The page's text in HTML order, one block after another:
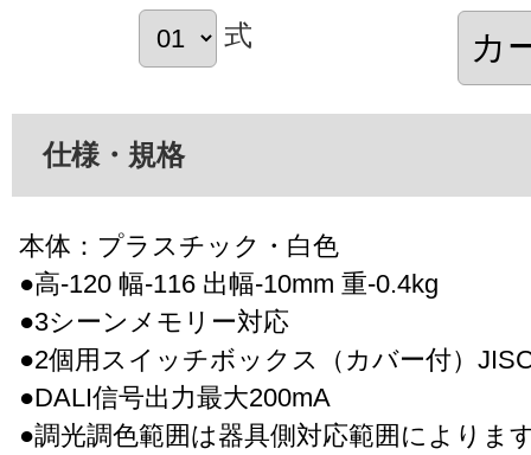
式
仕様・規格
本体：プラスチック・白色
●高-120 幅-116 出幅-10mm 重-0.4kg
●3シーンメモリー対応
●2個用スイッチボックス（カバー付）
●DALI信号出力最大200mA
●調光調色範囲は器具側対応範囲によりま